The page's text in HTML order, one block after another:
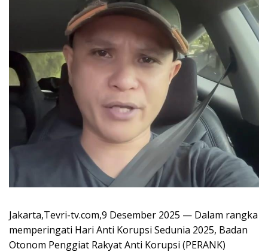
Jakarta,Tevri-tv.com,9 Desember 2025 — Dalam rangka
memperingati Hari Anti Korupsi Sedunia 2025, Badan
Otonom Penggiat Rakyat Anti Korupsi (PERANK)